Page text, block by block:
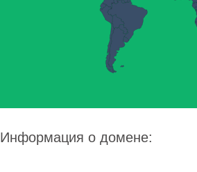
Информация о домене: